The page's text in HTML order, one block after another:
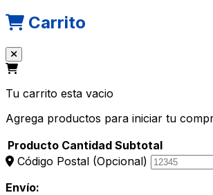
Carrito
Tu carrito esta vacio
Agrega productos para iniciar tu
Producto Cantidad Subtotal
Código Postal (Opcional)
Envío: